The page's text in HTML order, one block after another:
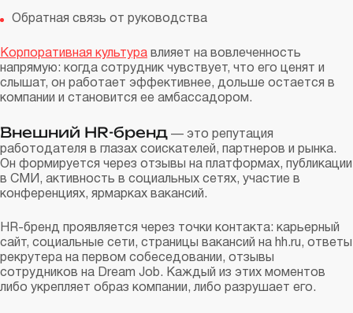
Обратная связь от руководства
Корпоративная культура влияет на вовлеченность
напрямую: когда сотрудник чувствует, что его ценят и
слышат, он работает эффективнее, дольше остается в
компании и становится ее амбассадором.
Внешний HR-бренд — это репутация
работодателя в глазах соискателей, партнеров и рынка.
Он формируется через отзывы на платформах, публикации
в СМИ, активность в социальных сетях, участие в
конференциях, ярмарках вакансий.
HR-бренд проявляется через точки контакта: карьерный
сайт, социальные сети, страницы вакансий на hh.ru, ответы
рекрутера на первом собеседовании, отзывы
сотрудников на Dream Job. Каждый из этих моментов
либо укрепляет образ компании, либо разрушает его.